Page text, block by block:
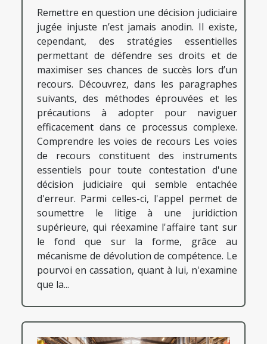
Remettre en question une décision judiciaire
jugée injuste n’est jamais anodin. Il existe,
cependant, des stratégies essentielles
permettant de défendre ses droits et de
maximiser ses chances de succès lors d’un
recours. Découvrez, dans les paragraphes
suivants, des méthodes éprouvées et les
précautions à adopter pour naviguer
efficacement dans ce processus complexe.
Comprendre les voies de recours Les voies
de recours constituent des instruments
essentiels pour toute contestation d'une
décision judiciaire qui semble entachée
d'erreur. Parmi celles-ci, l'appel permet de
soumettre le litige à une juridiction
supérieure, qui réexamine l'affaire tant sur
le fond que sur la forme, grâce au
mécanisme de dévolution de compétence. Le
pourvoi en cassation, quant à lui, n'examine
que la...